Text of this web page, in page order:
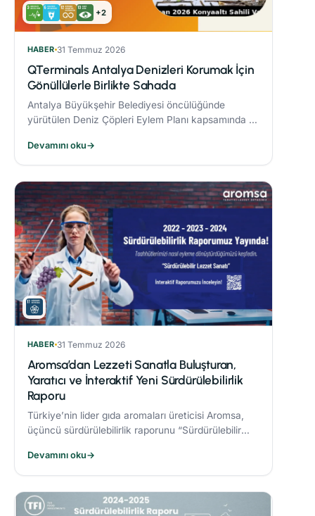
+2
HABER 31 Temmuz 2026
QTerminals Antalya Denizleri Korumak İçin
Gönüllülerle Birlikte Sahada
Antalya Büyükşehir Belediyesi öncülüğünde
yürütülen Deniz Çöpleri Eylem Planı kapsamında 11
etkinlikleri, çevre bilincinin artırılmasına önemli
katkı sağladı.
Devamını oku→
HABER 31 Temmuz 2026
Aromsa’dan Lezzeti Sanatla Buluşturan,
Yaratıcı ve İnteraktif Yeni Sürdürülebilirlik
Raporu
Türkiye’nin lider gıda aromaları üreticisi Aromsa,
üçüncü sürdürülebilirlik raporunu “Sürdürülebilir
Devamını oku→